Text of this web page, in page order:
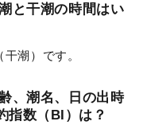
と干潮の時間はい
潮）です。
、潮名、日の出時
指数（BI）は？